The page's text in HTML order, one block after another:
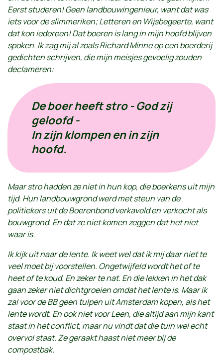
Eerst studeren! Geen landbouwingenieur, want dat was
iets voor de slimmeriken; Letteren en Wijsbegeerte, want
dat kon iedereen! Dat boeren is lang in mijn hoofd blijven
spoken. Ik zag mij al zoals Richard Minne op een boerderij
gedichten schrijven, die mijn meisjes gevoelig zouden
declameren:
De boer heeft stro - God zij
geloofd -
In zijn klompen en in zijn
hoofd.
Maar stro hadden ze niet in hun kop, die boerkens uit mijn
tijd. Hun landbouwgrond werd met steun van de
politiekers uit de Boerenbond verkaveld en verkocht als
bouwgrond. En dat ze niet komen zeggen dat het niet
waar is.
Ik kijk uit naar de lente. Ik weet wel dat ik mij daar niet te
veel moet bij voorstellen. Ongetwijfeld wordt het of te
heet of te koud. En zeker te nat. En die lekken in het dak
gaan zeker niet dichtgroeien omdat het lente is. Maar ik
zal voor de BB geen tulpen uit Amsterdam kopen, als het
lente wordt. En ook niet voor Leen, die altijd aan mijn kant
staat in het conflict, maar nu vindt dat die tuin wel echt
overvol staat. Ze geraakt haast niet meer bij de
compostbak.